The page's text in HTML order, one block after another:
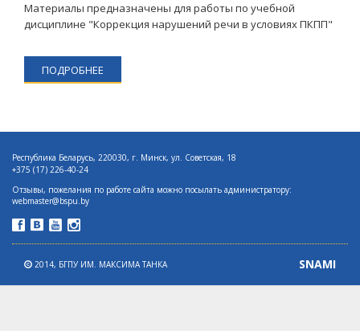
Материалы предназначены для работы по учебной
дисциплине "Коррекция нарушений речи в условиях ПКПП"
ПОДРОБНЕЕ
Республика Беларусь, 220030, г. Минск, ул. Советская, 18
+375 (17) 226-40-24
Отзывы, пожелания по работе сайта можно посылать администратору:
webmaster@bspu.by
2014, БГПУ ИМ. МАКСИМА ТАНКА SNAMI